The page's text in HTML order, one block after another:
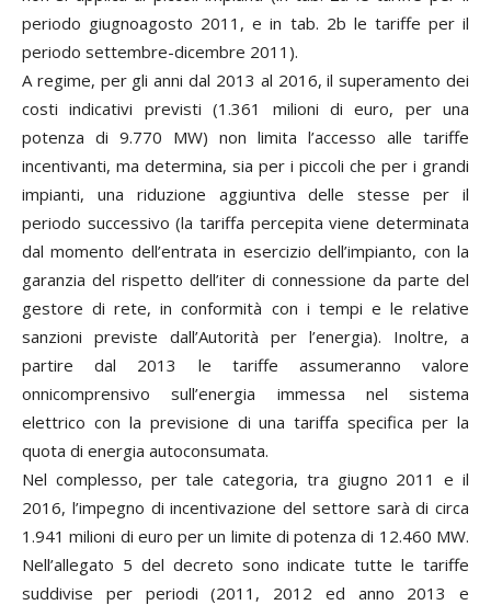
periodo giugnoagosto 2011, e in tab. 2b le tariffe per il
periodo settembre-dicembre 2011).
A regime, per gli anni dal 2013 al 2016, il superamento dei
costi indicativi previsti (1.361 milioni di euro, per una
potenza di 9.770 MW) non limita l’accesso alle tariffe
incentivanti, ma determina, sia per i piccoli che per i grandi
impianti, una riduzione aggiuntiva delle stesse per il
periodo successivo (la tariffa percepita viene determinata
dal momento dell’entrata in esercizio dell’impianto, con la
garanzia del rispetto dell’iter di connessione da parte del
gestore di rete, in conformità con i tempi e le relative
sanzioni previste dall’Autorità per l’energia). Inoltre, a
partire dal 2013 le tariffe assumeranno valore
onnicomprensivo sull’energia immessa nel sistema
elettrico con la previsione di una tariffa specifica per la
quota di energia autoconsumata.
Nel complesso, per tale categoria, tra giugno 2011 e il
2016, l’impegno di incentivazione del settore sarà di circa
1.941 milioni di euro per un limite di potenza di 12.460 MW.
Nell’allegato 5 del decreto sono indicate tutte le tariffe
suddivise per periodi (2011, 2012 ed anno 2013 e